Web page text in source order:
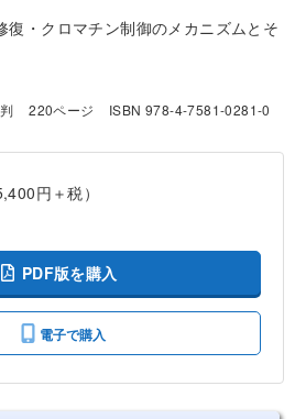
復・クロマチン制御のメカニズムとそ
220ページ ISBN 978-4-7581-0281-0
円＋税）
PDF版を購入
電子で購入